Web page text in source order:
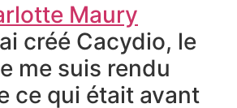
Maury
créé Cacydio, le
me suis rendu
ce qui était avant